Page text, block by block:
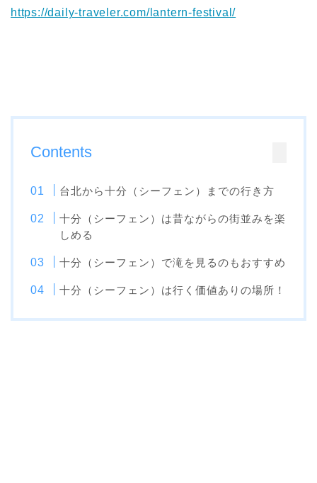
https://daily-traveler.com/lantern-festival/
Contents
台北から十分（シーフェン）までの行き方
十分（シーフェン）は昔ながらの街並みを楽
しめる
十分（シーフェン）で滝を見るのもおすすめ
十分（シーフェン）は行く価値ありの場所！